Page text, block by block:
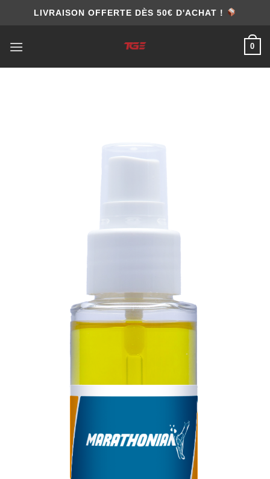
LIVRAISON OFFERTE DÈS 50€ D'ACHAT !
0